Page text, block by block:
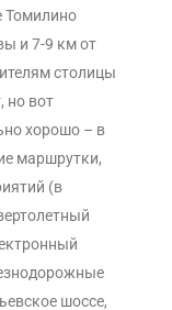
Томилино
и 7-9 км от
столицы
но вот
хорошо – в
маршрутки,
(в
шоссе,